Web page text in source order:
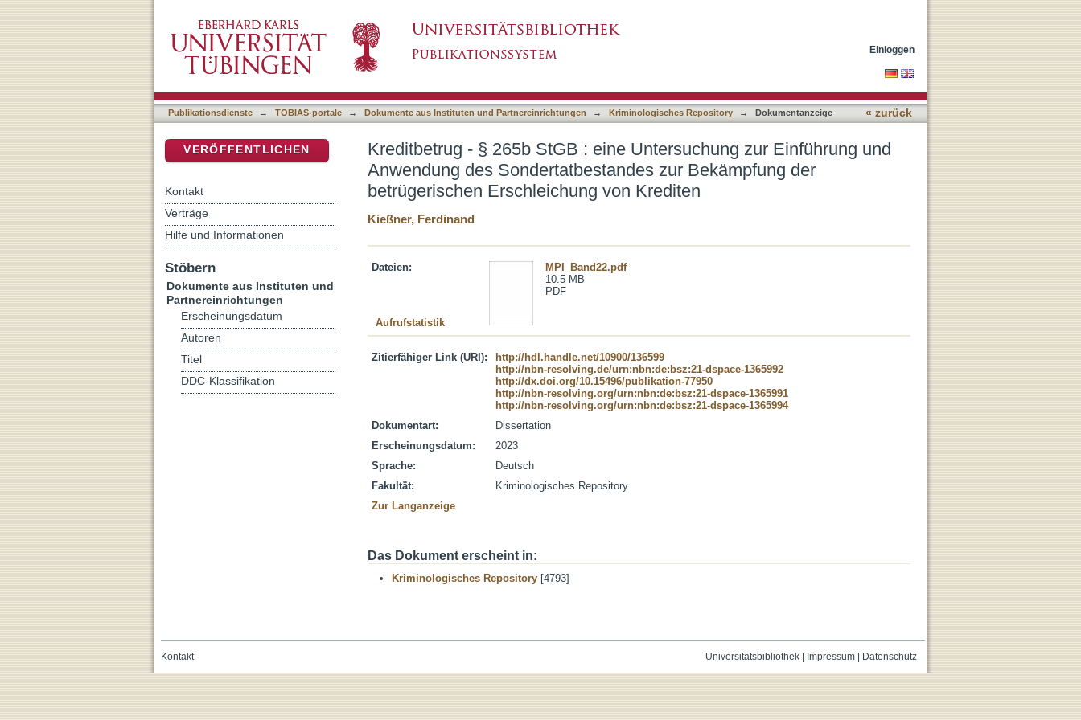
Sondertatbestandes zur Bekämpfung der betrügerischen Erschleichung von Krediten
Einloggen
Publikationsdienste → TOBIAS-portale → Dokumente aus Instituten und Partnereinrichtungen → Kriminologisches Repository → Dokumentanzeige « zurück
Kreditbetrug - § 265b StGB : eine Untersuchung zur Einführung und
Anwendung des Sondertatbestandes zur Bekämpfung der
betrügerischen Erschleichung von Krediten
Kießner, Ferdinand
Dateien:
MPI_Band22.pdf
10.5 MB
PDF
Aufrufstatistik
Zitierfähiger Link (URI):
http://hdl.handle.net/10900/136599
http://nbn-resolving.de/urn:nbn:de:bsz:21-dspace-1365992
http://dx.doi.org/10.15496/publikation-77950
http://nbn-resolving.org/urn:nbn:de:bsz:21-dspace-1365991
http://nbn-resolving.org/urn:nbn:de:bsz:21-dspace-1365994
Dokumentart:
Dissertation
Erscheinungsdatum:
2023
Sprache:
Deutsch
Fakultät:
Kriminologisches Repository
Zur Langanzeige
Das Dokument erscheint in:
Kriminologisches Repository [4793]
VERÖFFENTLICHEN
Kontakt
Verträge
Hilfe und Informationen
Stöbern
Dokumente aus Instituten und
Partnereinrichtungen
Erscheinungsdatum
Autoren
Titel
DDC-Klassifikation
Universitätsbibliothek| Impressum| Datenschutz
Kontakt